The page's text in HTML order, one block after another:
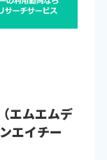
エムエムデ
エイチー